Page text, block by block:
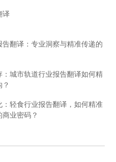
译
告翻译：专业洞察与精准传递的
：城市轨道行业报告翻译如何精
？
：轻食行业报告翻译，如何精准
业密码？